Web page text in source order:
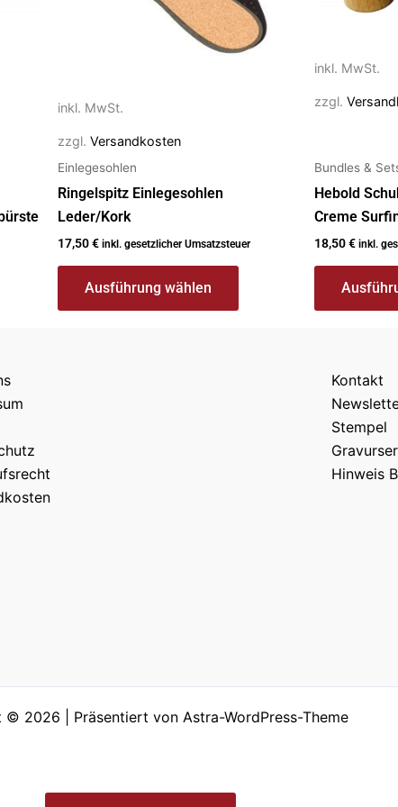
inkl. MwSt.
zzgl. Versandkosten
Einlegesohlen
Ringelspitz Einlegesohlen
Leder/Kork
17,50€ inkl. gesetzlicher Umsatzsteuer
Ausführung wählen
Produktseite
gewählt
werden
inkl. MwSt.
zzgl.
Bundles &
Hebold
Creme
18,50€ inkl.
auf
Produktseite
werden
Kontakt
Stempel
Hinweis
© 2026 | Präsentiert von Astra-WordPress-Theme